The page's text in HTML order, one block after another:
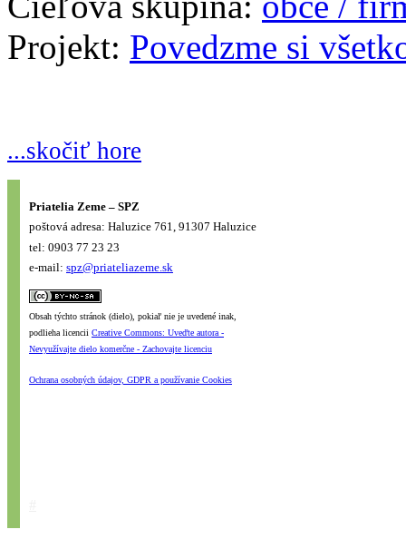
Projekt: Povedzme si
...skočiť hore
Priatelia Zeme – SPZ
poštová adresa: Haluzice 761, 91307 Haluzice
tel: 0903 77 23 23
e-mail: spz@priateliazeme.sk
Obsah týchto stránok (dielo), pokiaľ nie je uvedené inak,
podlieha licencii Creative Commons: Uveďte autora -
Nevyužívajte dielo komerčne - Zachovajte licenciu
Ochrana osobných údajov, GDPR a používanie Cookies